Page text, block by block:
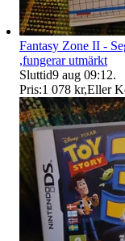
Fantasy Zone II -
,fungerar utmärkt
Sluttid9 aug 09:12.
Pris:1 078 kr,Eller